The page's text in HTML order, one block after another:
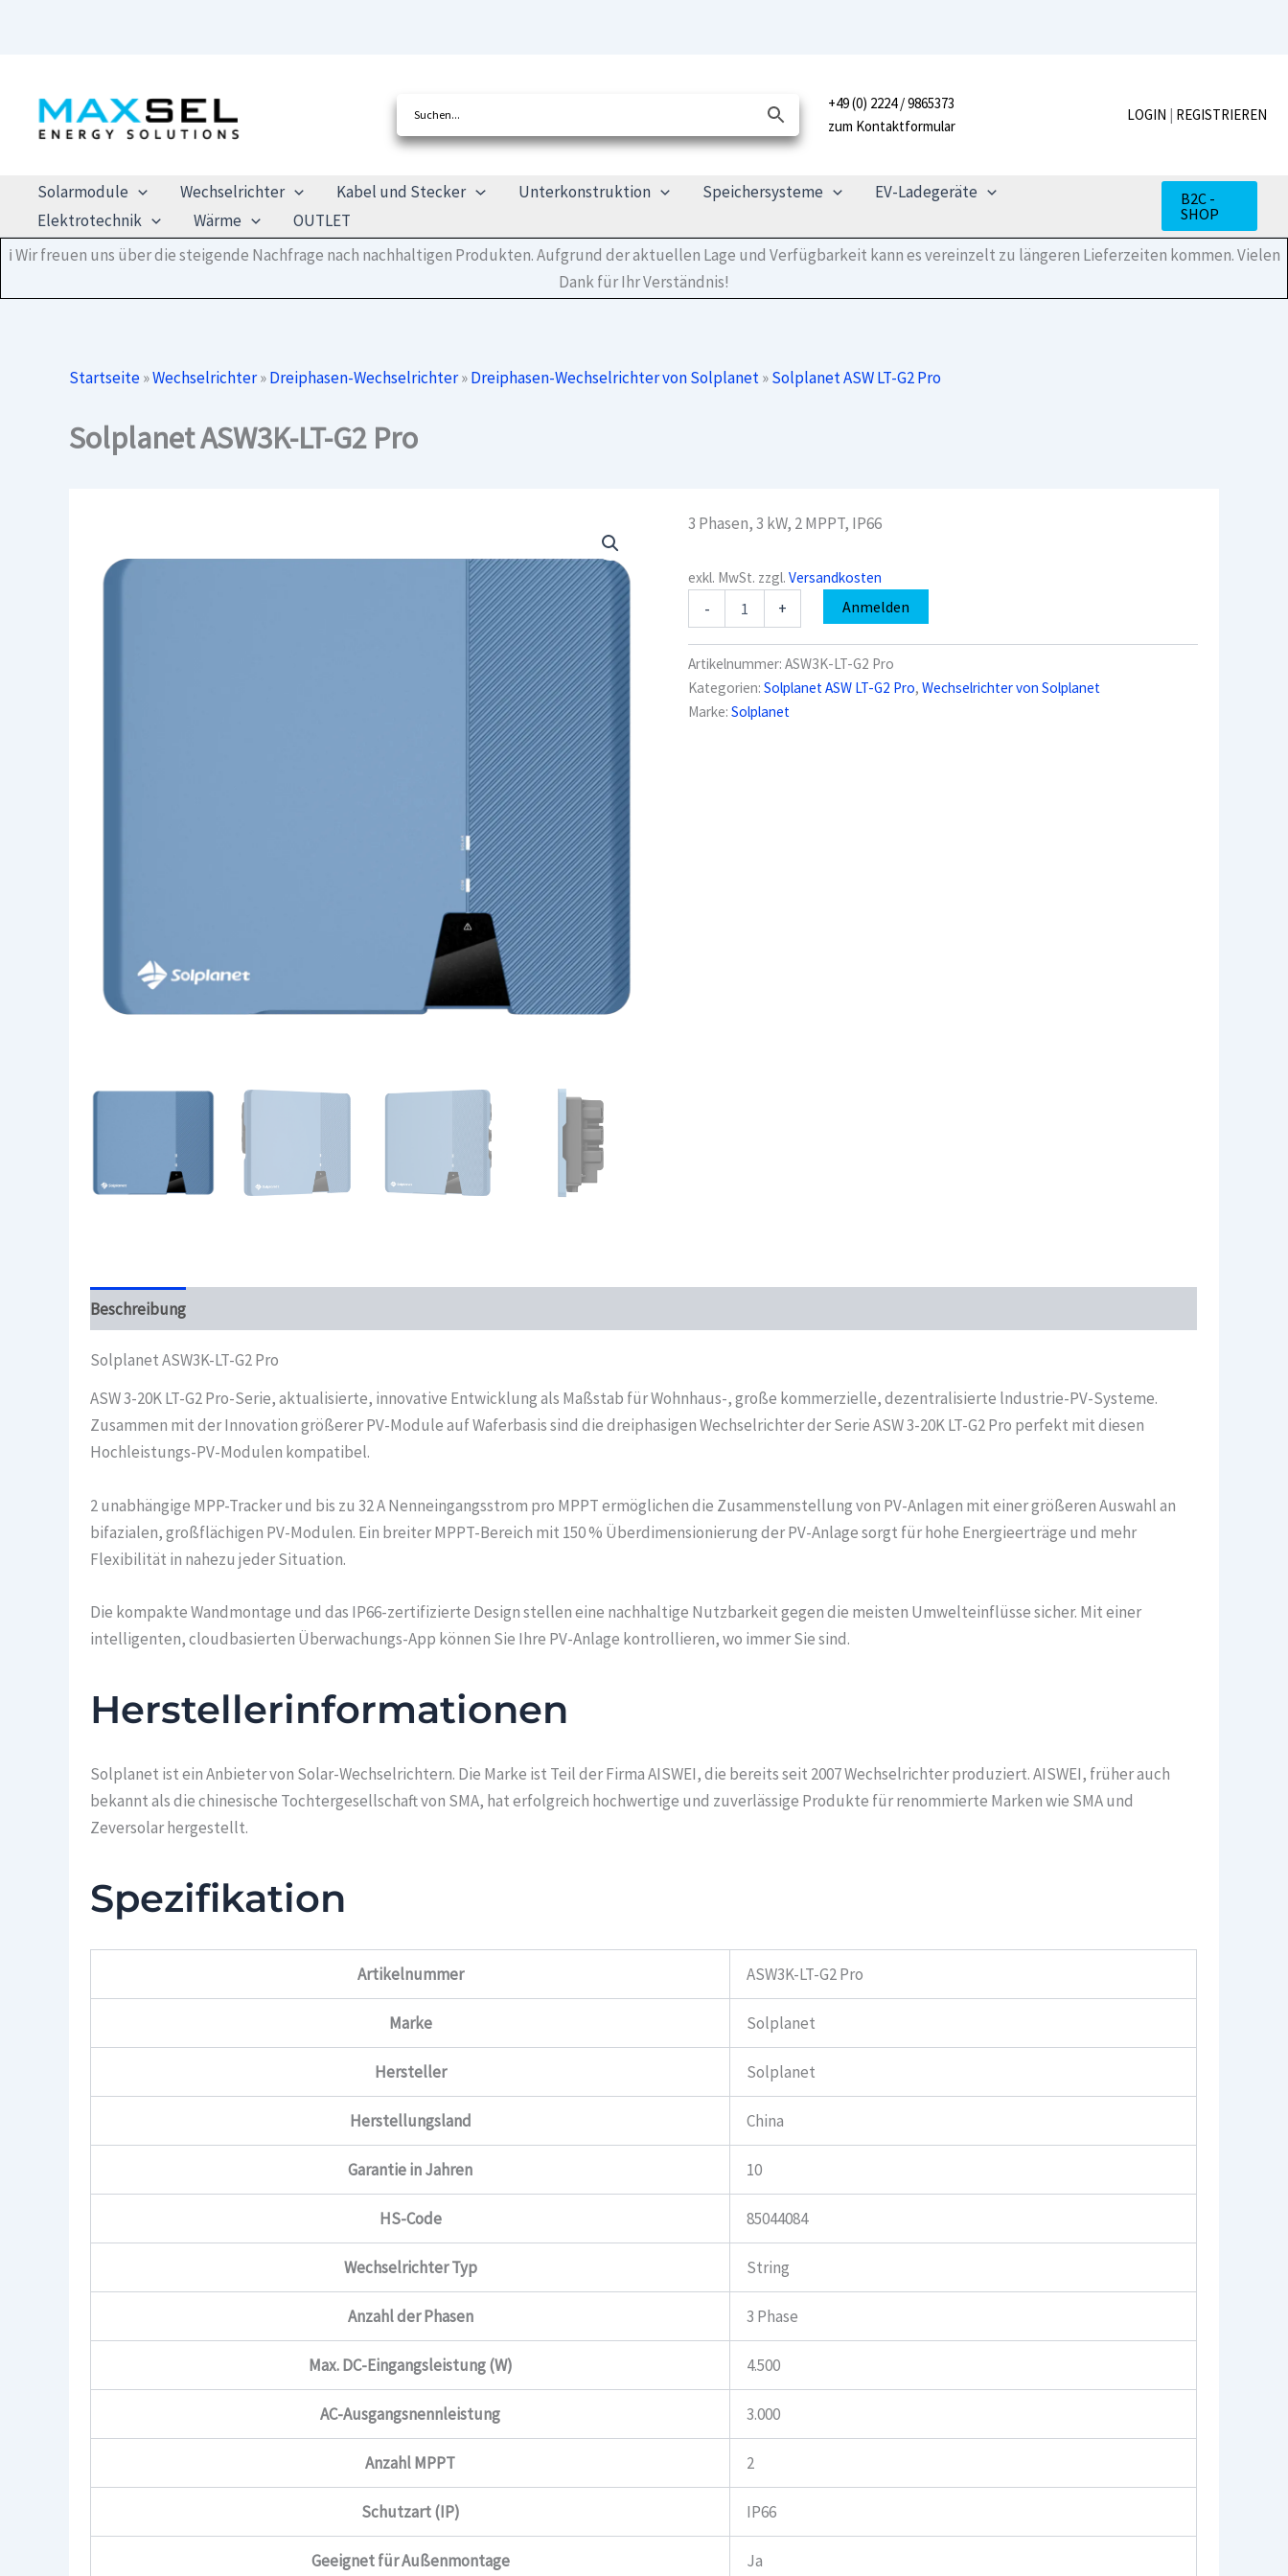
Inhalt
springen
+49 (0) 2224 / 9865373
zum Kontaktformular
LOGIN | REGISTRIEREN
Solarmodule Wechselrichter Kabel und Stecker Unterkonstruktion Speichersysteme
EV-Ladegeräte
Elektrotechnik
Wärme OUTLET
B2C -
SHOP
ℹ️ Wir freuen uns über die steigende Nachfrage nach nachhaltigen Produkten. Aufgrund der aktuellen Lage und Verfügbarkeit kann es vereinzelt zu längeren Lieferzeiten kommen. Vielen
Dank für Ihr Verständnis!
Startseite»Wechselrichter»Dreiphasen-Wechselrichter»Dreiphasen-Wechselrichter von Solplanet»Solplanet ASW LT-G2 Pro
Solplanet ASW3K-LT-G2 Pro
3 Phasen, 3 kW, 2 MPPT, IP66
exkl. MwSt. zzgl.Versandkosten
-
ASW3K-
G2
Pro
Menge
+ Anmelden
Artikelnummer:ASW3K-LT-G2 Pro
Kategorien:Solplanet ASW LT-G2 Pro,Wechselrichter von Solplanet
Marke:Solplanet
Beschreibung
Solplanet ASW3K-LT-G2 Pro
ASW 3-20K LT-G2 Pro-Serie, aktualisierte, innovative Entwicklung als Maßstab für Wohnhaus-, große kommerzielle, dezentralisierte lndustrie-PV-Systeme.
Zusammen mit der Innovation größerer PV-Module auf Waferbasis sind die dreiphasigen Wechselrichter der Serie ASW 3-20K LT-G2 Pro perfekt mit diesen
Hochleistungs-PV-Modulen kompatibel.
2 unabhängige MPP-Tracker und bis zu 32 A Nenneingangsstrom pro MPPT ermöglichen die Zusammenstellung von PV-Anlagen mit einer größeren Auswahl an
bifazialen, großflächigen PV-Modulen. Ein breiter MPPT-Bereich mit 150 % Überdimensionierung der PV-Anlage sorgt für hohe Energieerträge und mehr
Flexibilität in nahezu jeder Situation.
Die kompakte Wandmontage und das IP66-zertifizierte Design stellen eine nachhaltige Nutzbarkeit gegen die meisten Umwelteinflüsse sicher. Mit einer
intelligenten, cloudbasierten Überwachungs-App können Sie Ihre PV-Anlage kontrollieren, wo immer Sie sind.
Herstellerinformationen
Solplanet ist ein Anbieter von Solar-Wechselrichtern. Die Marke ist Teil der Firma AISWEI, die bereits seit 2007 Wechselrichter produziert. AISWEI, früher auch
bekannt als die chinesische Tochtergesellschaft von SMA, hat erfolgreich hochwertige und zuverlässige Produkte für renommierte Marken wie SMA und
Zeversolar hergestellt.
Spezifikation
Artikelnummer ASW3K-LT-G2 Pro
Marke Solplanet
Hersteller Solplanet
Herstellungsland China
Garantie in Jahren 10
HS-Code 85044084
Wechselrichter Typ String
Anzahl der Phasen 3 Phase
Max. DC-Eingangsleistung (W) 4.500
AC-Ausgangsnennleistung 3.000
Anzahl MPPT 2
Schutzart (IP) IP66
Geeignet für Außenmontage Ja